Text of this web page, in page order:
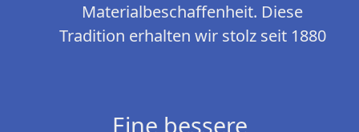
Materialbeschaffenheit. Diese
Tradition erhalten wir stolz seit 1880
Eine bessere